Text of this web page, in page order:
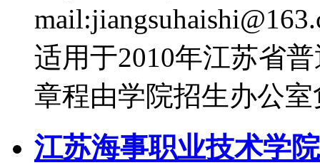
适用于2010年江苏省
章程由学院招生办公
江苏海事职业技术学